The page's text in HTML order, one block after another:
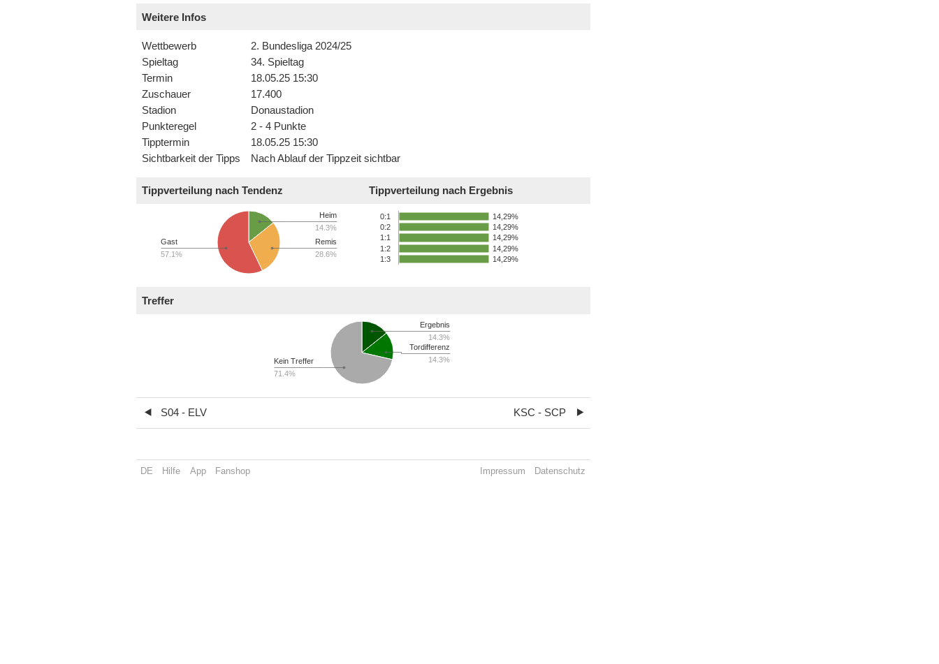
Weitere Infos
Wettbewerb
2. Bundesliga 2024/25
Spieltag
34. Spieltag
Termin
18.05.25 15:30
Zuschauer
17.400
Stadion
Donaustadion
Punkteregel
2 - 4 Punkte
Tipptermin
18.05.25 15:30
Sichtbarkeit der Tipps
Nach Ablauf der Tippzeit sichtbar
Tippverteilung nach Tendenz
Heim
14.3%
Remis
28.6%
Gast
57.1%
Tippverteilung nach Ergebnis
0:1
0:2
1:1
1:2
1:3
14,29%
14,29%
14,29%
14,29%
14,29%
Treffer
Ergebnis
14.3%
Tordifferenz
14.3%
Kein Treffer
71.4%
S04 - ELV KSC - SCP
DE Hilfe App Fanshop Impressum Datenschutz